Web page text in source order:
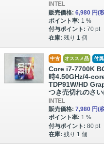
INTEL
販売価格: 6,980 円(
ポイント率: 1 %
付与ポイント: 70 pt
在庫: 残り 1 個
中古 オススメ品 付属
Core i7-7700K
時4.50GHz/4-
TDP91W/HD
つき売切れのさい
INTEL
販売価格: 7,980 円(
ポイント率: 1 %
付与ポイント: 80 pt
在庫: 残り 1 個